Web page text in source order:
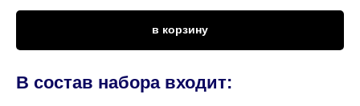
в корзину
В состав набора входит: